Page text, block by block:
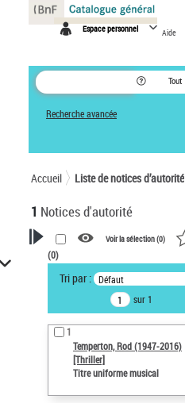
Espace personnel Aide
Tout
Recherche avancée
Accueil Liste de notices d’autorité
1 Notices d'autorité
VOTRE RECHERCHE
Recherche avancée dans les
notices d’autorité
Œuvres liées à l'auteur :
Temperton, Rod (1947-2016)
Type de notice d'autorité
Voir la sélection (0)
(0)
Tri par : Défaut
sur 1
1
Temperton, Rod (1947-2016)
[Thriller]
Titre uniforme musical
Panneau de gestion des cookies